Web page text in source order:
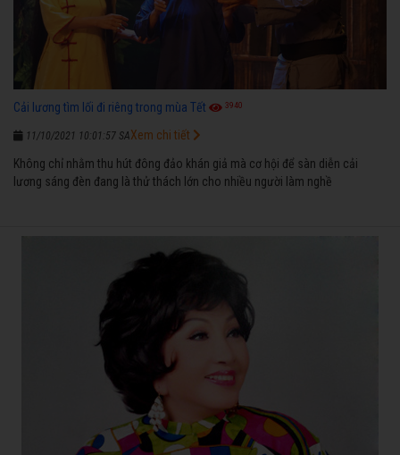
Cải lương tìm lối đi riêng trong mùa Tết 3940
11/10/2021 10:01:57 SA
Không chỉ nhằm thu hút đông đảo khán giả mà cơ hội để sàn diễn cải
lương sáng đèn đang là thử thách lớn cho nhiều người làm nghề
Xem chi tiết